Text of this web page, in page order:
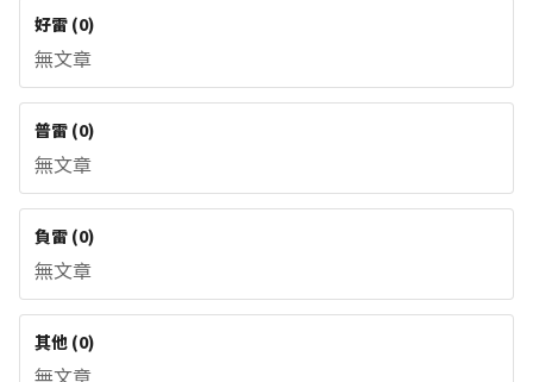
好雷 (0)
無文章
普雷 (0)
無文章
負雷 (0)
無文章
其他 (0)